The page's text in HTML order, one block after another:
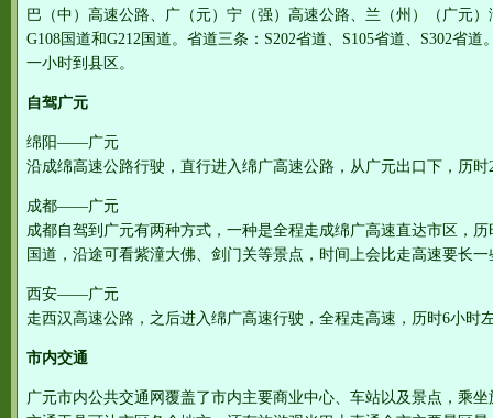
巴（中）高速公路、广（元）宁（强）高速公路、兰（州）（广元
G108国道和G212国道。省道三条：S202省道、S105省道、S302省
一小时到县区。
自驾广元
绵阳——广元
沿成绵高速公路行驶，直行进入绵广高速公路，从广元出口下，历时
成都——广元
成都自驾到广元有两种方式，一种是全程走成绵广高速直达市区，
国道，沿途可看紫潼大佛、剑门关等景点，时间上会比走高速要长一
西安——广元
走西汉高速公路，之后进入绵广高速行驶，全程走高速，历时6小时
市内交通
广元市内公共交通网覆盖了市内主要商业中心、车站以及景点，乘